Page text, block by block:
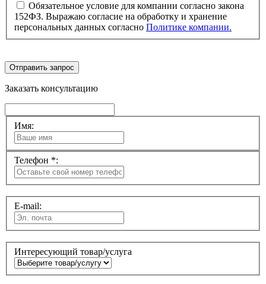
Обязательное условие для компании согласно закона
152ФЗ. Выражаю согласие на обработку и хранение
персональных данных согласно Политике компании.
Отправить запрос
Заказать консультацию
Имя:
Телефон *:
E-mail:
Интересующий товар/услуга